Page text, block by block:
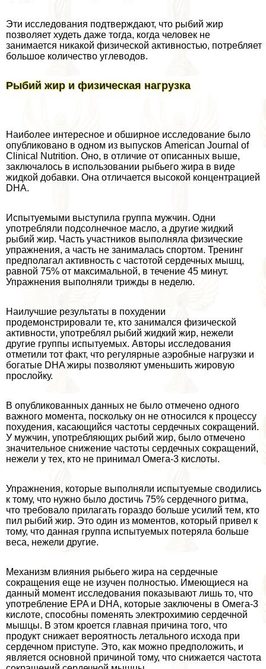
Эти исследования подтверждают, что рыбий жир
позволяет худеть даже тогда, когда человек не
занимается никакой физической активностью, потрeбляет
большое количество углеводов.
Рыбий жир и физическая нагрузка
Наиболее интересное и обширное исследование было
опубликовано в одном из выпусков American Journal of
Clinical Nutrition. Оно, в отличие от описанных выше,
заключалось в использовании рыбьего жира в виде
жидкой добавки. Она отличается высокой концентрацией
DHA.
Испытуемыми выступила группа мужчин. Одни
употрeбляли подсолнечное масло, а другие жидкий
рыбий жир. Часть участников выполняла физические
упражнения, а часть не занималась спортом. Тренинг
предполагал активность с частотой сердечных мышц,
равной 75% от максимальной, в течение 45 минут.
Упражнения выполняли трижды в неделю.
Наилучшие результаты в похудении
продемонстрировали те, кто занимался физической
активности, употрeблял рыбий жидкий жир, нежели
другие группы испытуемых. Авторы исследования
отметили тот факт, что регулярные аэробные нагрузки и
богатые DHA жиры позволяют уменьшить жировую
прослойку.
В опубликованных данных не было отмечено одного
важного момента, поскольку он не относился к процессу
похудения, касающийся частоты сердечных сокращений.
У мужчин, употрeбляющих рыбий жир, было отмечено
значительное снижение частоты сердечных сокращений,
нежели у тех, кто не принимал Омега-3 кислоты.
Упражнения, которые выполняли испытуемые сводились
к тому, что нужно было достичь 75% сердечного ритма,
что требовало прилагать гораздо больше усилий тем, кто
пил рыбий жир. Это один из моментов, который привел к
тому, что данная группа испытуемых потеряла больше
веса, нежели другие.
Механизм влияния рыбьего жира на сердечные
сокращения еще не изучен полностью. Имеющиеся на
данный момент исследования показывают лишь то, что
употрeбление EPA и DHA, которые заключены в Омега-3
кислоте, способны поменять электрохимию сердечной
мышцы. В этом кроется главная причина того, что
продукт снижает вероятность летального исхода при
сердечном приступе. Это, как можно предположить, и
является основной причиной тому, что снижается частота